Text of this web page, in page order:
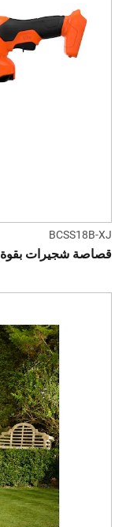
BCSS18B-XJ
قصاصة شجيرات بقوة 18 فولت